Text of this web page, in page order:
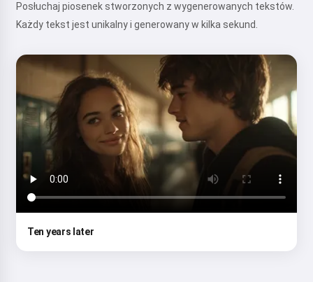
Posłuchaj piosenek stworzonych z wygenerowanych tekstów.
Każdy tekst jest unikalny i generowany w kilka sekund.
Ten years later